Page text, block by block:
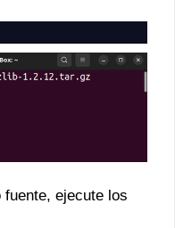
ejecute los